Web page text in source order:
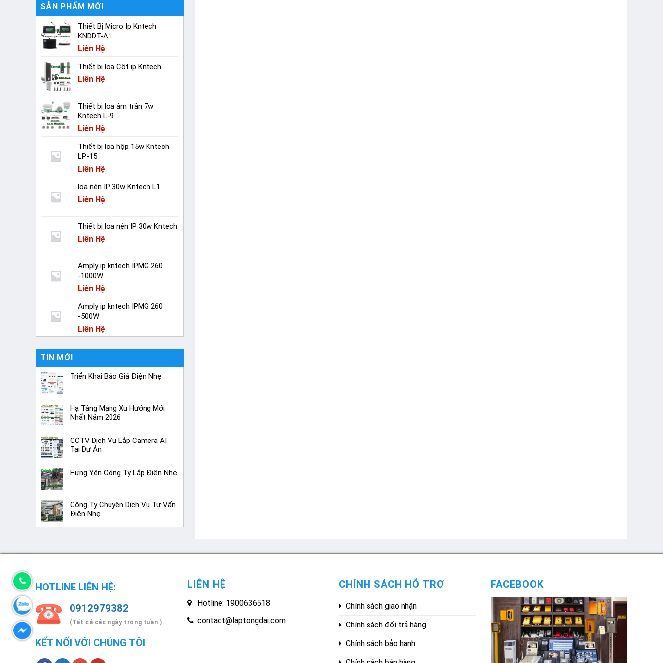
SẢN PHẨM MỚI
Thiết Bị Micro Ip Kntech
KNDDT-A1
Liên Hệ
Thiết bị loa Cột ip Kntech
Liên Hệ
Thiết bị loa âm trần 7w
Kntech L-9
Liên Hệ
Thiết bị loa hộp 15w Kntech
LP-15
Liên Hệ
loa nén IP 30w Kntech L1
Liên Hệ
Thiết bị loa nén IP 30w Kntech
Liên Hệ
Amply ip kntech IPMG 260
-1000W
Liên Hệ
Amply ip kntech IPMG 260
-500W
Liên Hệ
TIN MỚI
Triển Khai Báo Giá Điện Nhẹ
Hạ Tầng Mạng Xu Hướng Mới
Nhất Năm 2026
CCTV Dịch Vụ Lắp Camera AI
Tại Dự Án
Hưng Yên Công Ty Lắp Điện Nhẹ
Công Ty Chuyên Dịch Vụ Tư Vấn
Điện Nhẹ
HOTLINE LIÊN HỆ:
0912979382
(Tất cả các ngày trong tuần )
KẾT NỐI VỚI CHÚNG TÔI
LIÊN HỆ
Hotline: 1900636518
contact@laptongdai.com
CHÍNH SÁCH HỖ TRỢ
Chính sách giao nhận
Chính sách đổi trả hàng
Chính sách bảo hành
FACEBOOK